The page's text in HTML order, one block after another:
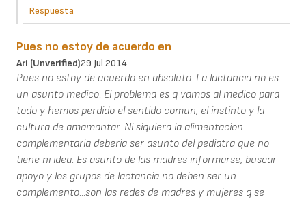
Respuesta
Pues no estoy de acuerdo en
Ari (unverified)29 Jul 2014
Pues no estoy de acuerdo en absoluto. La lactancia no es
un asunto medico. El problema es q vamos al medico para
todo y hemos perdido el sentido comun, el instinto y la
cultura de amamantar. Ni siquiera la alimentacion
complementaria deberia ser asunto del pediatra que no
tiene ni idea. Es asunto de las madres informarse, buscar
apoyo y los grupos de lactancia no deben ser un
complemento...son las redes de madres y mujeres q se